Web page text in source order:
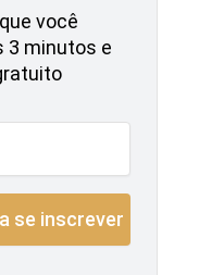
você
3 minutos e